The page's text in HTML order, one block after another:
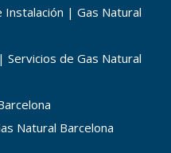
Instalación | Gas Natural
Servicios de Gas Natural
Natural Barcelona